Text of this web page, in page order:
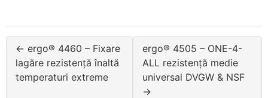
← ergo® 4460 – Fixare
lagăre rezistență înaltă
temperaturi extreme
ergo® 4505 – ONE-4-
ALL rezistență medie
universal DVGW & NSF
→